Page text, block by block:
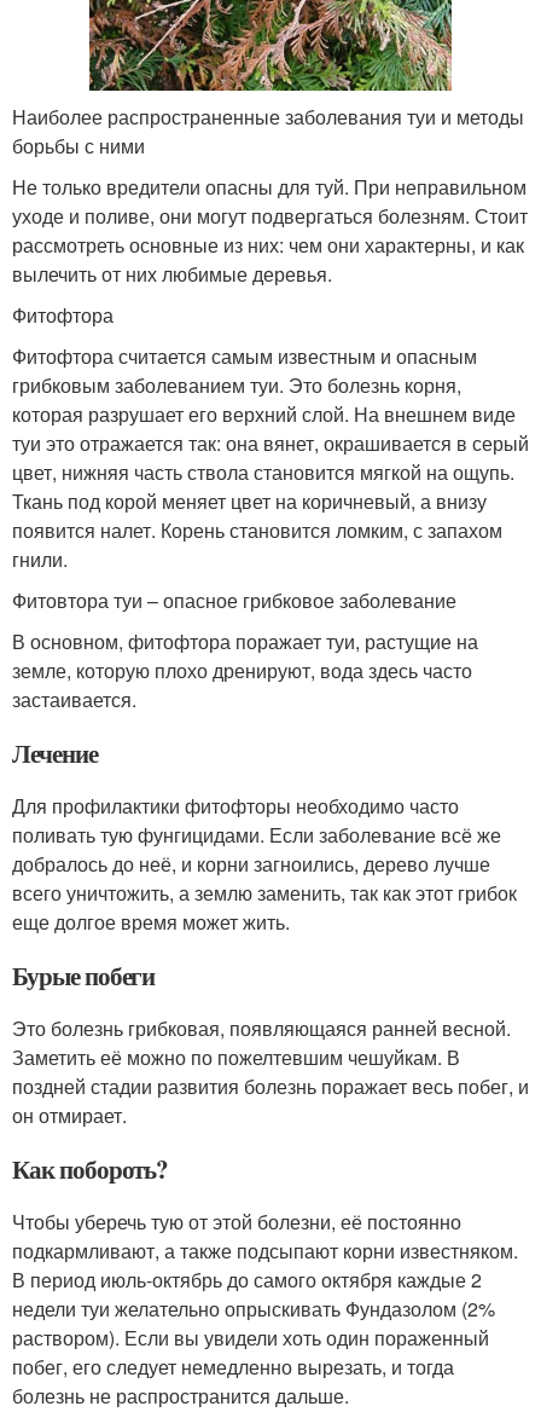
Наиболее распространенные заболевания туи и методы
борьбы с ними
Не только вредители опасны для туй. При неправильном
уходе и поливе, они могут подвергаться болезням. Стоит
рассмотреть основные из них: чем они характерны, и как
вылечить от них любимые деревья.
Фитофтора
Фитофтора считается самым известным и опасным
грибковым заболеванием туи. Это болезнь корня,
которая разрушает его верхний слой. На внешнем виде
туи это отражается так: она вянет, окрашивается в серый
цвет, нижняя часть ствола становится мягкой на ощупь.
Ткань под корой меняет цвет на коричневый, а внизу
появится налет. Корень становится ломким, с запахом
гнили.
Фитовтора туи – опасное грибковое заболевание
В основном, фитофтора поражает туи, растущие на
земле, которую плохо дренируют, вода здесь часто
застаивается.
Лечение
Для профилактики фитофторы необходимо часто
поливать тую фунгицидами. Если заболевание всё же
добралось до неё, и корни загноились, дерево лучше
всего уничтожить, а землю заменить, так как этот грибок
еще долгое время может жить.
Бурые побеги
Это болезнь грибковая, появляющаяся ранней весной.
Заметить её можно по пожелтевшим чешуйкам. В
поздней стадии развития болезнь поражает весь побег, и
он отмирает.
Как побороть?
Чтобы уберечь тую от этой болезни, её постоянно
подкармливают, а также подсыпают корни известняком.
В период июль-октябрь до самого октября каждые 2
недели туи желательно опрыскивать Фундазолом (2%
раствором). Если вы увидели хоть один пораженный
побег, его следует немедленно вырезать, и тогда
болезнь не распространится дальше.